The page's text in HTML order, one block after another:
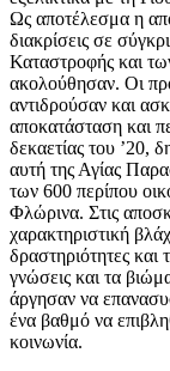
Ως αποτέλεσμα η
διακρίσεις σε
Καταστροφής και
ακολούθησαν. Οι
αντιδρούσαν και
αποκατάσταση και
δεκαετίας του ’20,
αυτή της Αγίας
των 600 περίπου
Φλώρινα. Στις
χαρακτηριστική
δραστηριότητες και
γνώσεις και τα
άργησαν να
ένα βαθμό να
κοινωνία.